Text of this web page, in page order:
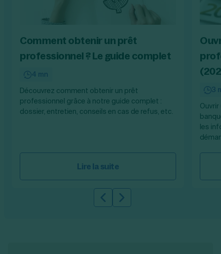
Comment obtenir un prêt
professionnel ? Le guide complet
4 mn
Découvrez comment obtenir un prêt
professionnel grâce à notre guide complet :
dossier, entretien, conseils en cas de refus, etc.
Lire la suite
3
les
Slide précédente
Slide suivante